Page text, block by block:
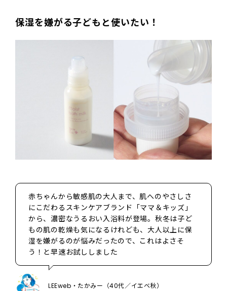
保湿を嫌がる子どもと使いたい！
赤ちゃんから敏感肌の大人まで、肌へのやさしさ
にこだわるスキンケアブランド「ママ＆キッズ」
から、濃密なうるおい入浴料が登場。秋冬は子ど
もの肌の乾燥も気になるけれども、大人以上に保
湿を嫌がるのが悩みだったので、これはよさそ
う！と早速お試ししました
LEEweb・たかみー（40代／イエベ秋）